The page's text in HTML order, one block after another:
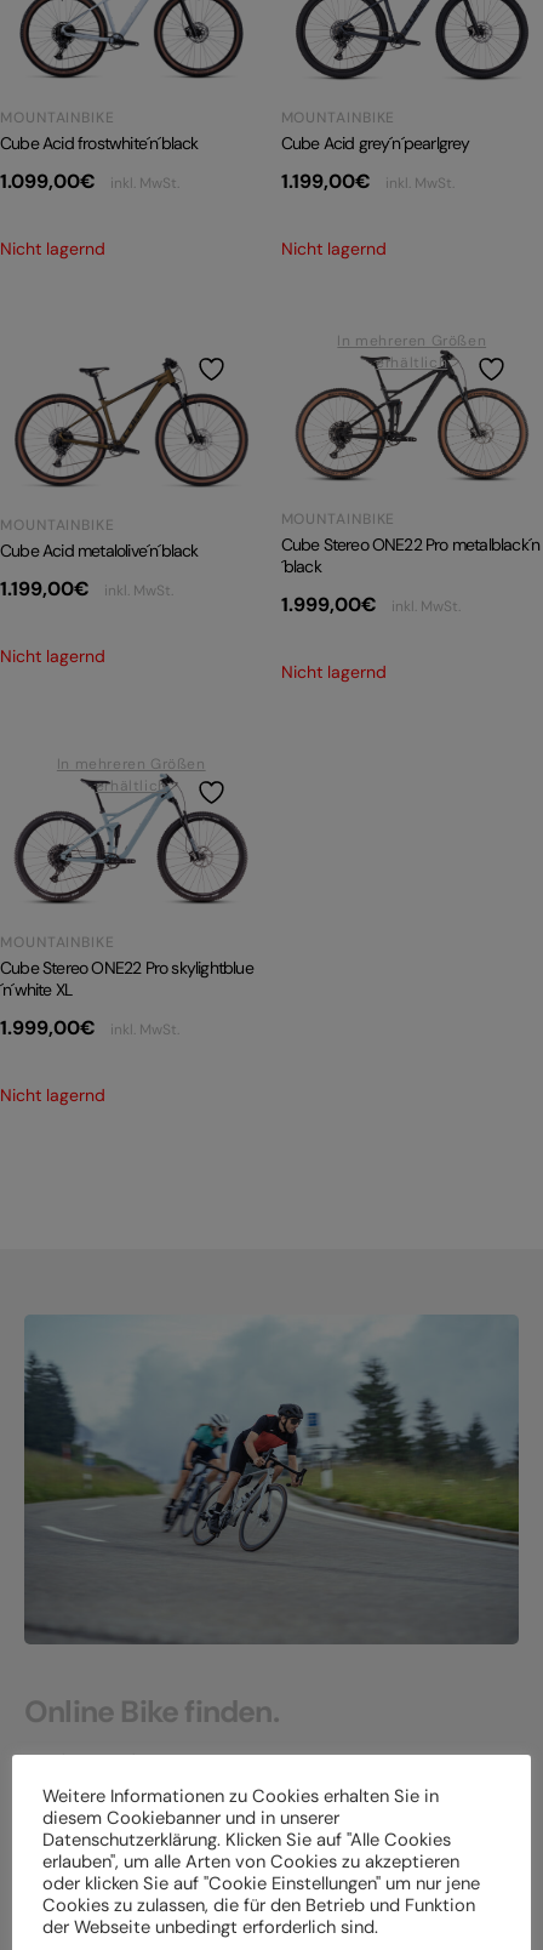
Alle entdecken
E-BIKE TOUR
PRODUKTRÜCKRUFE
MOUNTAINBIKE
Cube Acid frostwhite´n´black
1.099,00€ inkl. MwSt.
Nicht lagernd
MOUNTAINBIKE
Cube Acid grey´n´pearlgrey
1.199,00€ inkl. MwSt.
Nicht lagernd
MOUNTAINBIKE
Cube Acid metalolive´n´black
1.199,00€ inkl. MwSt.
Nicht lagernd
In mehreren Größen
erhältlich
MOUNTAINBIKE
Cube Stereo ONE22 Pro metalblack´n
´black
1.999,00€ inkl. MwSt.
Nicht lagernd
In mehreren Größen
erhältlich
MOUNTAINBIKE
Cube Stereo ONE22 Pro skylightblue
´n´white XL
1.999,00€ inkl. MwSt.
Nicht lagernd
Online Bike finden.
Bei uns im Store abholen.
In unserem cube-store findest du auf 2 Stockwerken
garantiert das perfekte Bike!
Versand und Click & Collect
Weitere Informationen zu Cookies erhalten Sie in
diesem Cookiebanner und in unserer
Datenschutzerklärung. Klicken Sie auf "Alle Cookies
erlauben", um alle Arten von Cookies zu akzeptieren
oder klicken Sie auf "Cookie Einstellungen" um nur jene
Cookies zu zulassen, die für den Betrieb und Funktion
der Webseite unbedingt erforderlich sind.